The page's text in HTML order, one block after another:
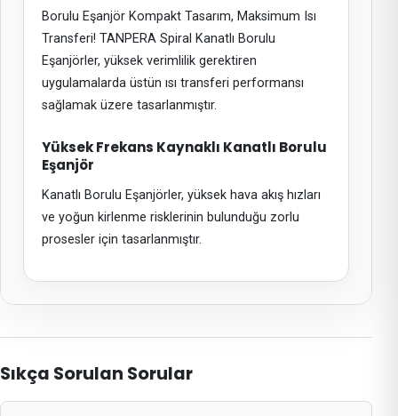
Borulu Eşanjör Kompakt Tasarım, Maksimum Isı
Transferi! TANPERA Spiral Kanatlı Borulu
Eşanjörler, yüksek verimlilik gerektiren
uygulamalarda üstün ısı transferi performansı
sağlamak üzere tasarlanmıştır.
Yüksek Frekans Kaynaklı Kanatlı Borulu
Eşanjör
Kanatlı Borulu Eşanjörler, yüksek hava akış hızları
ve yoğun kirlenme risklerinin bulunduğu zorlu
prosesler için tasarlanmıştır.
Sıkça Sorulan Sorular